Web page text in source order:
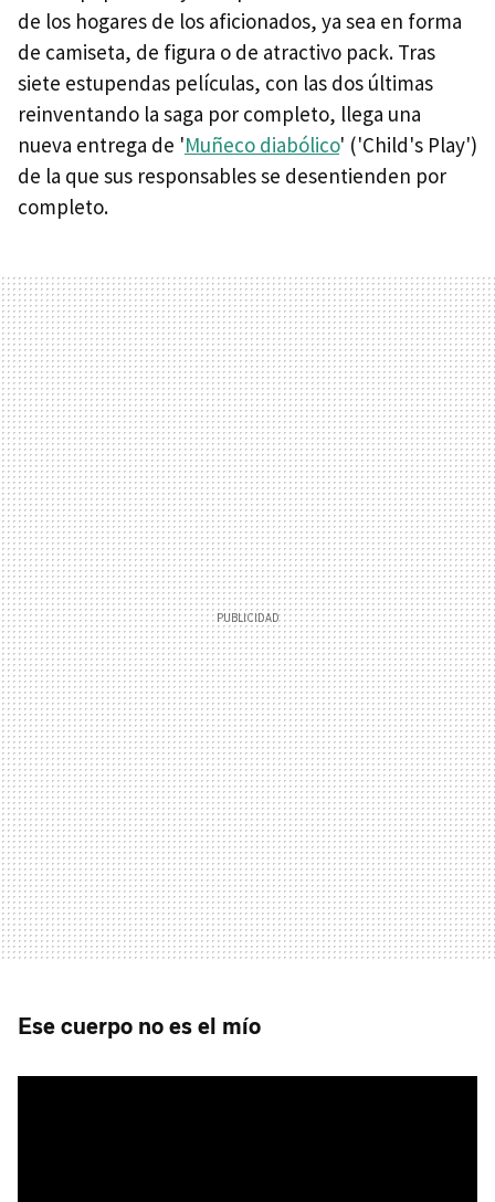
de los hogares de los aficionados, ya sea en forma
de camiseta, de figura o de atractivo pack. Tras
siete estupendas películas, con las dos últimas
reinventando la saga por completo, llega una
nueva entrega de 'Muñeco diabólico' ('Child's Play')
de la que sus responsables se desentienden por
completo.
Ese cuerpo no es el mío